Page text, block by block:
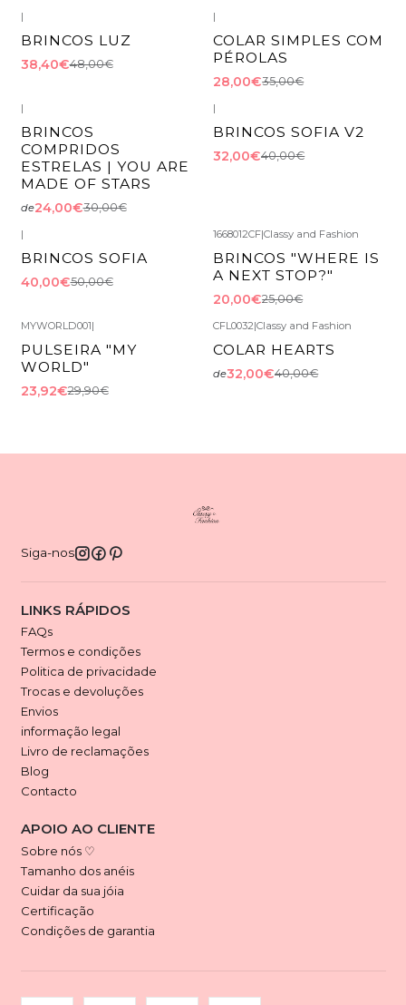
|
BRINCOS LUZ
38,40€48,00€
|
COLAR SIMPLES COM
PÉROLAS
28,00€35,00€
|
BRINCOS
COMPRIDOS
ESTRELAS | YOU ARE
MADE OF STARS
de24,00€30,00€
|
BRINCOS SOFIA V2
32,00€40,00€
Esgotado
|
BRINCOS SOFIA
40,00€50,00€
1668012CF|Classy and Fashion
BRINCOS "WHERE IS
A NEXT STOP?"
20,00€25,00€
MYWORLD001|
PULSEIRA "MY
WORLD"
23,92€29,90€
CFL0032|Classy and Fashion
COLAR HEARTS
de32,00€40,00€
Siga-nos
LINKS RÁPIDOS
FAQs
Termos e condições
Politica de privacidade
Trocas e devoluções
Envios
informação legal
Livro de reclamações
Blog
Contacto
APOIO AO CLIENTE
Sobre nós ♡
Tamanho dos anéis
Cuidar da sua jóia
Certificação
Condições de garantia